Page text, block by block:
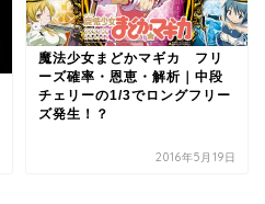
魔法少女まどかマギカ フリ
ーズ確率・恩恵・解析｜中段
チェリーの1/3でロングフリー
ズ発生！？
2016年5月19日